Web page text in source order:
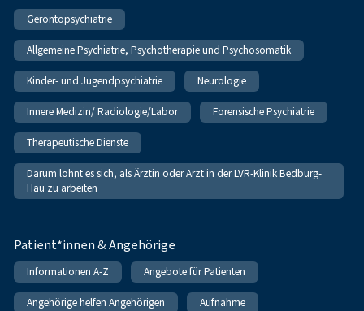
Gerontopsychiatrie
Allgemeine Psychiatrie, Psychotherapie und Psychosomatik
Kinder- und Jugendpsychiatrie Neurologie
Innere Medizin/ Radiologie/Labor Forensische Psychiatrie
Therapeutische Dienste
Darum lohnt es sich, als Ärztin oder Arzt in der LVR-Klinik Bedburg-
Hau zu arbeiten
Patient*innen & Angehörige
Informationen A-Z Angebote für Patienten
Angehörige helfen Angehörigen Aufnahme